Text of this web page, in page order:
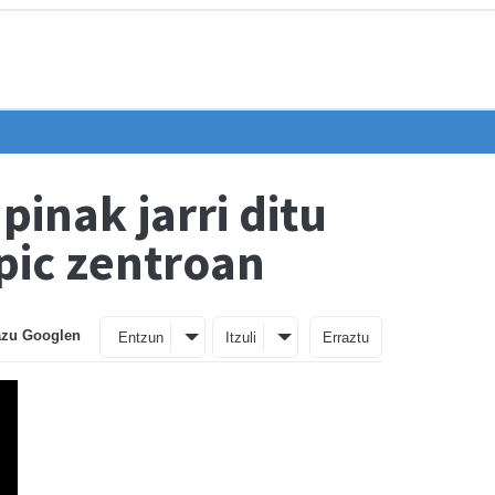
jarri ditu
zentroan
Googlen Entzun Itzuli Erraztu